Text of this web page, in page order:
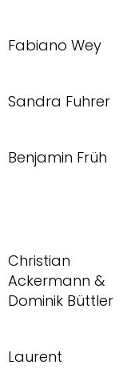
Fabiano Wey
Sandra Fuhrer
Benjamin Früh
Christian
Ackermann &
Dominik Büttler
Laurent